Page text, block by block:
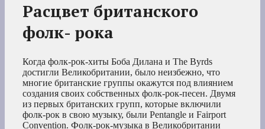
Расцвет британского
фолк- рока
Когда фолк-рок-хиты Боба Дилана и The Byrds
достигли Великобритании, было неизбежно, что
многие британские группы окажутся под влиянием
создания своих собственных фолк-рок-песен. Двумя
из первых британских групп, которые включили
фолк-рок в свою музыку, были Pentangle и Fairport
Convention. Фолк-рок-музыка в Великобритании